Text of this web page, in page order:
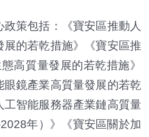
策包括：《寶安區推動人
的若乾措施》《寶安區推
高質量發展的若乾措施》
眼鏡產業高質量發展的若乾
智能服務器產業鏈高質量
年）》《寶安區關於加